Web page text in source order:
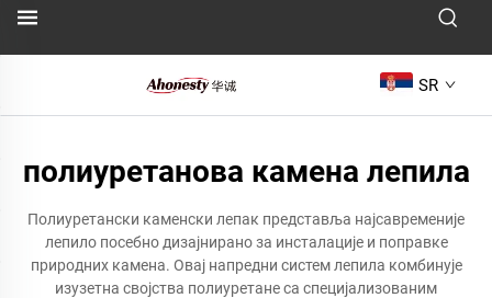
SR
полиуретанова камена лепила
Полиуретански каменски лепак представља најсавременије
лепило посебно дизајнирано за инсталације и поправке
природних камена. Овај напредни систем лепила комбинује
изузетна својства полиуретане са специјализованим